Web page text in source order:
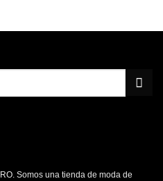
Somos una tienda de moda de